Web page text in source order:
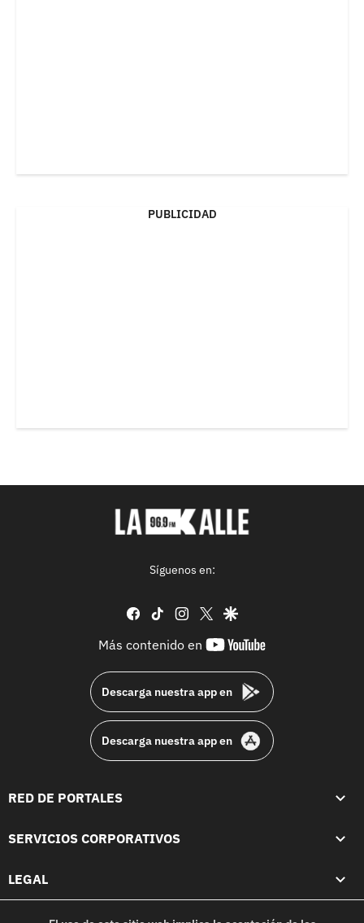
PUBLICIDAD
Síguenos en:
facebook
tiktok instagram
twittergoogle
Más contenido en
youtube-
Descarga nuestra app en
Descarga nuestra app en
RED DE PORTALES
SERVICIOS CORPORATIVOS
LEGAL